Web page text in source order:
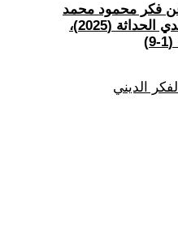
عن فكر محمود محمد
طه- كتاب: الإسلام المعاصر وتحدي الحداثة (2025)،
الديني